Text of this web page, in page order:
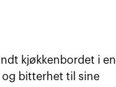
kjøkkenbordet i en
og bitterhet til sine